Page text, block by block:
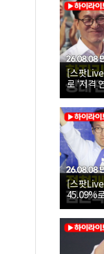
[스팟
로 ‘저격
26.08.08
보 인천
[스팟
45.09%
26.08.08
보 인천